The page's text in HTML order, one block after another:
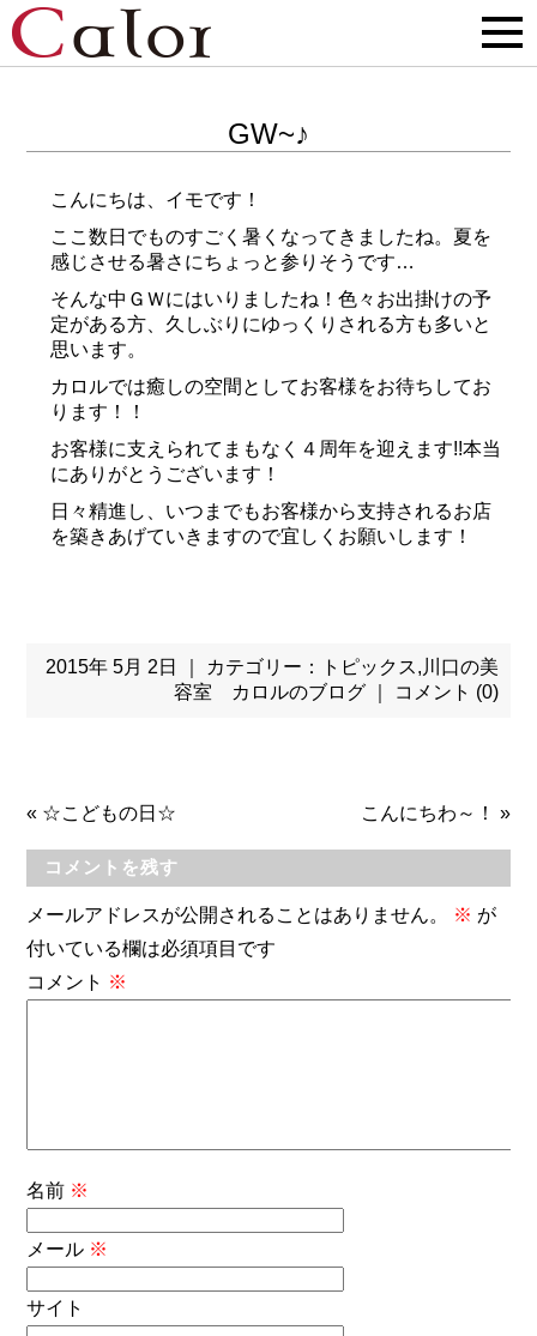
GW~♪
こんにちは、イモです！
ここ数日でものすごく暑くなってきましたね。夏を
感じさせる暑さにちょっと参りそうです…
そんな中ＧＷにはいりましたね！色々お出掛けの予
定がある方、久しぶりにゆっくりされる方も多いと
思います。
カロルでは癒しの空間としてお客様をお待ちしてお
ります！！
お客様に支えられてまもなく４周年を迎えます!!本当
にありがとうございます！
日々精進し、いつまでもお客様から支持されるお店
を築きあげていきますので宜しくお願いします！
2015年 5月 2日 ｜ カテゴリー： トピックス, 川口の美
容室 カロルのブログ｜ コメント (0)
« ☆こどもの日☆ こんにちわ～！ »
コメントを残す
メールアドレスが公開されることはありません。 ※ が
付いている欄は必須項目です
コメント ※
名前 ※
メール ※
サイト